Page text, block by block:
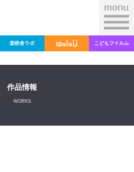
楽映舎ラボ こどもフイルム
作品情報
WORKS